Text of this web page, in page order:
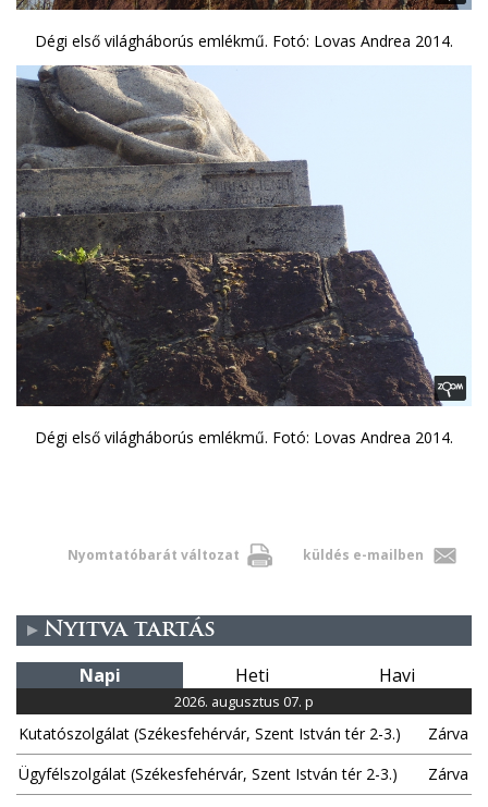
Dégi első világháborús emlékmű. Fotó: Lovas Andrea 2014.
Dégi első világháborús emlékmű. Fotó: Lovas Andrea 2014.
Nyomtatóbarát változat küldés e-mailben
Nyitva tartás
Napi Heti Havi
2026. augusztus 07. p
Kutatószolgálat (Székesfehérvár, Szent István tér 2-3.)
Zárva
Ügyfélszolgálat (Székesfehérvár, Szent István tér 2-3.)
Zárva